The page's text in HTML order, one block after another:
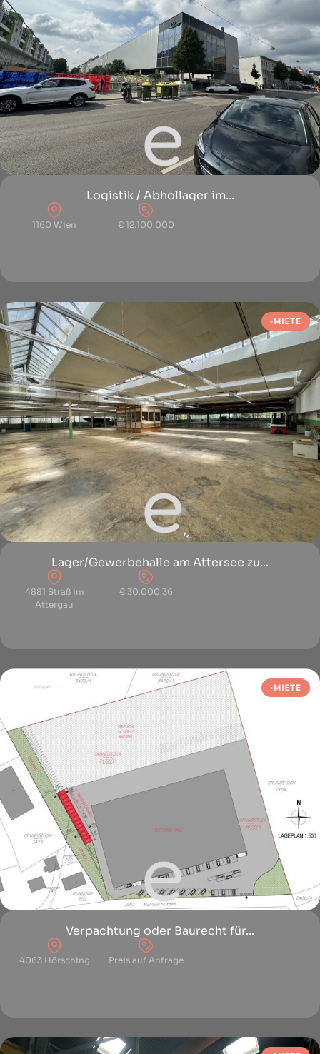
Logistik / Abhollager im...
1160 Wien € 12.100.000
MIETE
Lager/Gewerbehalle am Attersee zu...
4881 Straß im
Attergau
€ 30.000,36
MIETE
Verpachtung oder Baurecht für...
4063 Hörsching Preis auf Anfrage